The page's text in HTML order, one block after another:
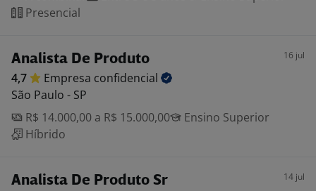
Presencial
Analista De Produto 16 jul
4,7 Empresa confidencial
São Paulo - SP
R$ 14.000,00 a R$ 15.000,00
Ensino Superior
Híbrido
Analista De Produto Sr 14 jul